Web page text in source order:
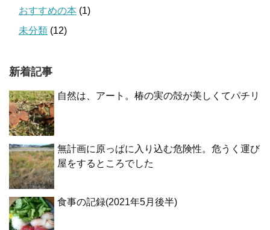
おすすめの本 (1)
未分類 (12)
新着記事
自然は、アート。椿の実の殻が美しくてパチリ
無計画に原っぱに入り込む危険性。危うく運び
屋をするところでした
食事の記録(2021年5月後半)